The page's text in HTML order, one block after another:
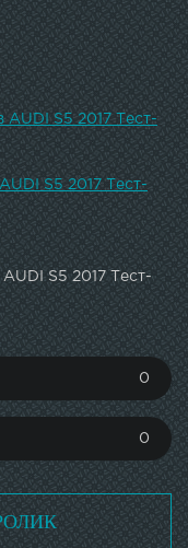
S5 2017 Тест-
S5 2017 Тест-
S5 2017 Тест-
0
0